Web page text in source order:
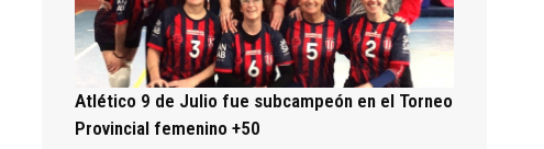
Atlético 9 de Julio fue subcampeón en el Torneo
Provincial femenino +50